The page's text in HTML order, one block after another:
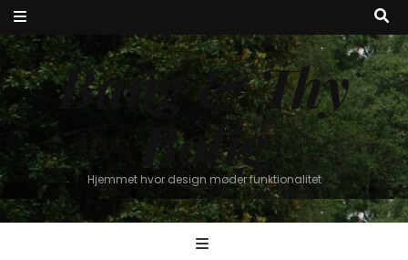
Bang & Thy
Bolig
Hjemmet hvor design møder funktionalitet